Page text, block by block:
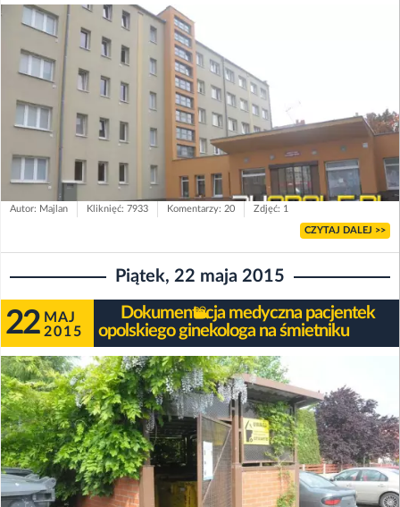
Autor: Majlan Kliknięć: 7933 Komentarzy: 20 Zdjęć: 1
CZYTAJ DALEJ >>
Piątek, 22 maja 2015
22 MAJ
2015
Dokumentacja medyczna pacjentek
opolskiego ginekologa na śmietniku